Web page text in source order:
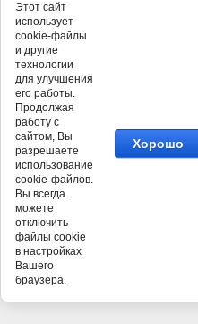
©Стоматология Седьмое
Этот сайт
использует
cookie-файлы
и другие
технологии
для улучшения
его работы.
Продолжая
работу с
сайтом, Вы
разрешаете
использование
cookie-файлов.
Вы всегда
можете
отключить
файлы cookie
в настройках
Вашего
браузера.
Хорошо